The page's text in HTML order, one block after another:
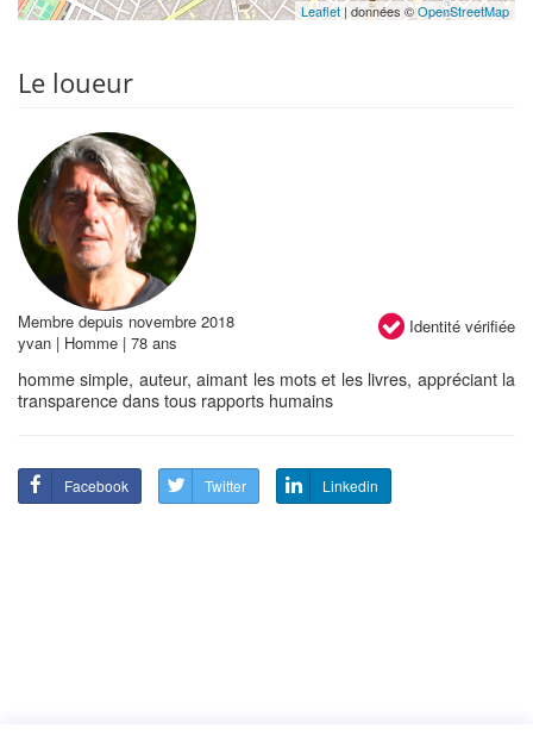
Leaflet| données ©OpenStreetMap
Le loueur
Identité vérifiée
Membre depuis novembre 2018
yvan | Homme | 78 ans
homme simple, auteur, aimant les mots et les livres, appréciant la
transparence dans tous rapports humains
Facebook Twitter Linkedin